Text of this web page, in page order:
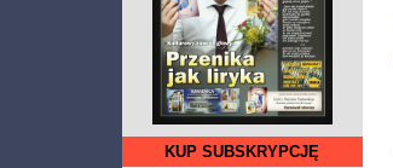
KUP SUBSKRYPCJĘ